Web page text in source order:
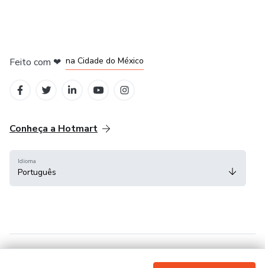
Feito com ❤ na Cidade do México
Conheça a Hotmart
Idioma
Português